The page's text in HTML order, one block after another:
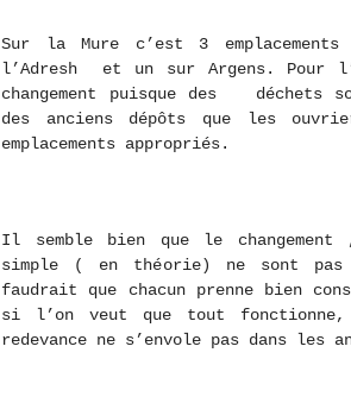
Sur la Mure c’est 3
l’Adresh et un sur Argens. Pour
changement puisque des déchets
des anciens dépôts que les
emplacements appropriés.
Il semble bien que le
simple ( en théorie) ne sont
faudrait que chacun prenne bien
si l’on veut que tout fonctionne,
redevance ne s’envole pas dans les